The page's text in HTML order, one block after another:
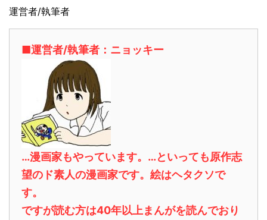
運営者/執筆者
■運営者/執筆者：ニョッキー
…漫画家もやっています。…といっても原作志
望のド素人の漫画家です。絵はヘタクソで
す。
ですが読む方は40年以上まんがを読んでおり